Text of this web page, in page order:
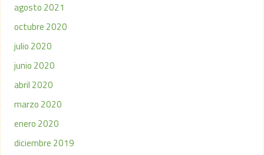
agosto 2021
octubre 2020
julio 2020
junio 2020
abril 2020
marzo 2020
enero 2020
diciembre 2019